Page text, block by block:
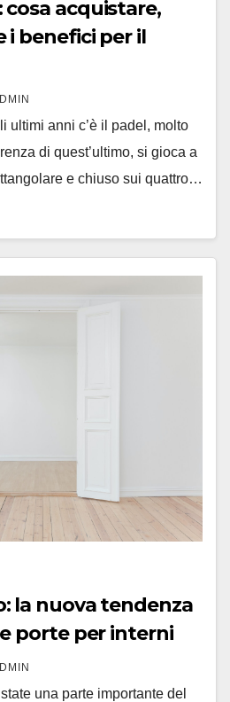
cosa acquistare,
i benefici per il
ultimi anni c’è il padel, molto
di quest’ultimo, si gioca a
e chiuso sui quattro…
la nuova tendenza
porte per interni
una parte importante del